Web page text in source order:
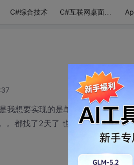
C#综合技术 C#互联网桌面应用
想要实现的是单元格内容随着列
。都找了2天了 也没找到解决办法